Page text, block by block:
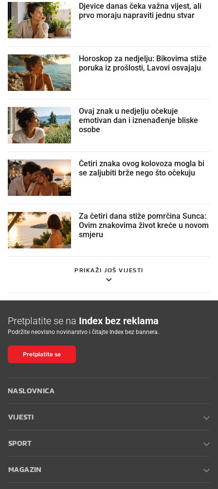
Djevice danas čeka važna vijest, ali
prvo moraju napraviti jednu stvar
Horoskop za nedjelju: Bikovima stiže
poruka iz prošlosti, Lavovi osvajaju
Ovaj znak u nedjelju očekuje
emotivan dan i iznenađenje bliske
osobe
Četiri znaka ovog kolovoza mogla bi
se zaljubiti brže nego što očekuju
Za četiri dana stiže pomrčina Sunca:
Ovim znakovima život kreće u novom
smjeru
PRIKAŽI JOŠ VIJESTI
Pretplatite se na Index bez reklama
Podržite neovisno novinarstvo i čitajte Index bez bannera.
Pretplatite se
NASLOVNICA
VIJESTI
SPORT
MAGAZIN